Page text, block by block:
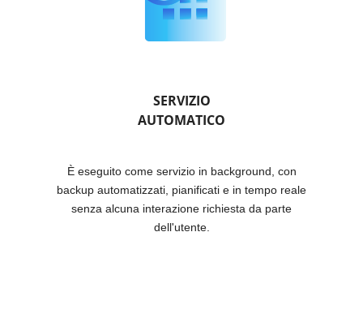
SERVIZIO
AUTOMATICO
È eseguito come servizio in background, con
backup automatizzati, pianificati e in tempo reale
senza alcuna interazione richiesta da parte
dell'utente.